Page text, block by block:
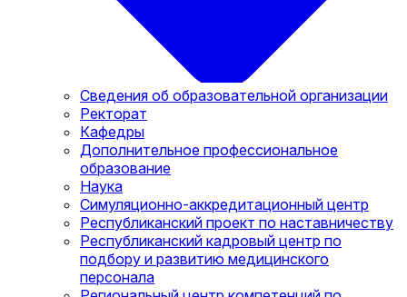
Сведения об образовательной организации
Ректорат
Кафедры
Дополнительное профессиональное
образование
Наука
Симуляционно-аккредитационный центр
Республиканский проект по наставничеству
Республиканский кадровый центр по
подбору и развитию медицинского
персонала